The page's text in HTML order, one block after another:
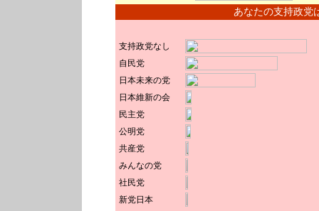
あなたの支持政党
支持政党なし
自民党
日本未来の党
日本維新の会
民主党
公明党
共産党
みんなの党
社民党
新党日本